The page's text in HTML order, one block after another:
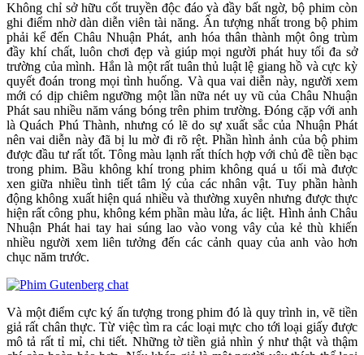
Không chỉ sở hữu cốt truyền độc đáo và đầy bất ngờ, bộ phim còn
ghi điểm nhờ dàn diễn viên tài năng. Ấn tượng nhất trong bộ phim
phải kể đến Châu Nhuận Phát, anh hóa thân thành một ông trùm
đầy khí chất, luôn chơi đẹp và giúp mọi người phát huy tối đa sở
trường của mình. Hắn là một rất tuân thủ luật lệ giang hồ và cực kỳ
quyết đoán trong mọi tình huống. Và qua vai diễn này, người xem
mới có dịp chiêm ngưỡng một lần nữa nét uy vũ của Châu Nhuận
Phát sau nhiều năm váng bóng trên phim trường. Đóng cặp với anh
là Quách Phú Thành, nhưng có lẽ do sự xuất sắc của Nhuận Phát
nên vai diễn này đã bị lu mờ đi rõ rệt. Phần hình ảnh của bộ phim
được đầu tư rất tốt. Tông màu lạnh rất thích hợp với chủ đề tiền bạc
trong phim. Bầu không khí trong phim không quá u tối mà được
xen giữa nhiều tình tiết tâm lý của các nhân vật. Tuy phần hành
động không xuất hiện quá nhiều và thường xuyên nhưng được thực
hiện rất công phu, không kém phần màu lửa, ác liệt. Hình ảnh Châu
Nhuận Phát hai tay hai súng lao vào vong vây của kẻ thù khiến
nhiều người xem liên tưởng đến các cảnh quay của anh vào hơn
chục năm trước.
Và một điểm cực ký ấn tượng trong phim đó là quy trình in, vẽ tiền
giả rất chân thực. Từ việc tìm ra các loại mực cho tới loại giấy được
mô tả rất tỉ mỉ, chi tiết. Những tờ tiền giả nhìn ý như thật và thậm